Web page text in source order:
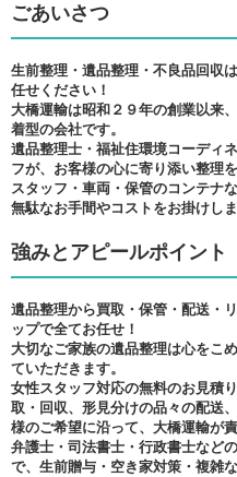
ごあいさつ
生前整理・遺品整理・不良品回
任せください！
大橋運輸は昭和２９年の創業以来
着型の会社です。
遺品整理士・福祉住環境コーディ
フが、お客様の心に寄り添い整理
スタッフ・車両・保管のコンテナ
無駄なお手間やコストをお掛けしま
強みとアピールポイント
遺品整理から買取・保管・配送・
ップで全てお任せ！
大切なご家族の遺品整理は心をこ
ていただきます。
女性スタッフ対応の無料のお見積
取・回収、形見分けの品々の配送
様のご希望に沿って、大橋運輸が
弁護士・司法書士・行政書士など
で、生前贈与・空き家対策・複雑